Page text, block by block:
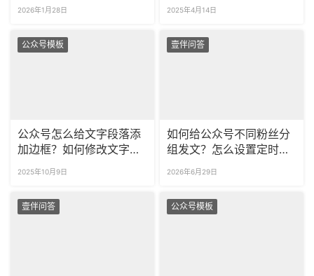
2026年1月28日 2025年4月14日
公众号模板
公众号怎么给文字段落添
加边框？如何修改文字边
2025年10月9日
壹伴问答
如何给公众号不同粉丝分
组发文？怎么设置定时发
2026年6月29日
壹伴问答 公众号模板